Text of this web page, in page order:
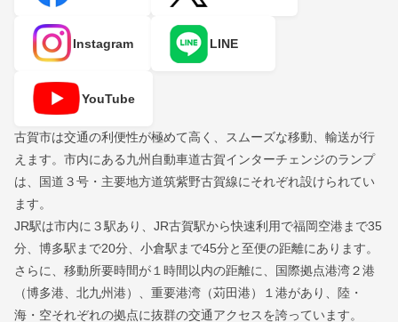
Instagram LINE
YouTube
古賀市は交通の利便性が極めて高く、スムーズな移動、輸送が行
えます。市内にある九州自動車道古賀インターチェンジのランプ
は、国道３号・主要地方道筑紫野古賀線にそれぞれ設けられてい
ます。
JR駅は市内に３駅あり、JR古賀駅から快速利用で福岡空港まで35
分、博多駅まで20分、小倉駅まで45分と至便の距離にあります。
さらに、移動所要時間が１時間以内の距離に、国際拠点港湾２港
（博多港、北九州港）、重要港湾（苅田港）１港があり、陸・
海・空それぞれの拠点に抜群の交通アクセスを誇っています。